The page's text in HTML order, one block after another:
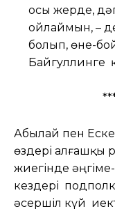
осы жерде,
ойлаймын, –
болып, өне-
Байгуллинге
Абылай пен
өздері алғашқы
жиегінде
кездері
әсершіл күй